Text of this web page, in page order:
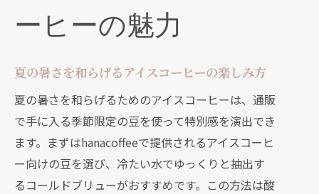
季節感を大切にしたコーヒーの選び方
通販で購入できる季節限定コーヒーの
毎日のコーヒーを季節に合わせて楽し
む方法
ーヒーの魅力
夏の暑さを和らげるアイスコーヒーの楽しみ方
夏の暑さを和らげるためのアイスコーヒーは、通販
で手に入る季節限定の豆を使って特別感を演出でき
ます。まずはhanacoffeeで提供されるアイスコーヒ
ー向けの豆を選び、冷たい水でゆっくりと抽出す
るコールドブリューがおすすめです。この方法は酸